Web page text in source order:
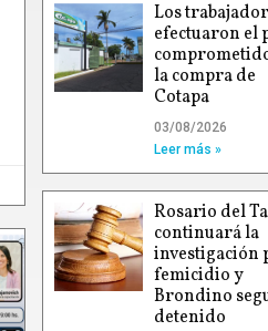
Los
efectuaron el
la compra de
Cotapa
03/08/2026
Leer más »
Rosario del
continuará la
investigación
femicidio y
Brondino
detenido